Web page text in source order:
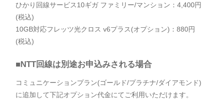
ひかり回線サービス10ギガ ファミリー/マンション：4,400円
(税込)
10GB対応フレッツ光クロス v6プラス(オプション)：880円
(税込)
■NTT回線は別途お申込みされる場合
コミュニケーションプラン(ゴールド/プラチナ/ダイアモンド)
に追加して下記オプション代金にてご利用いただけます。